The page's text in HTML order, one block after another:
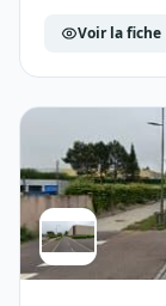
Voir la fiche